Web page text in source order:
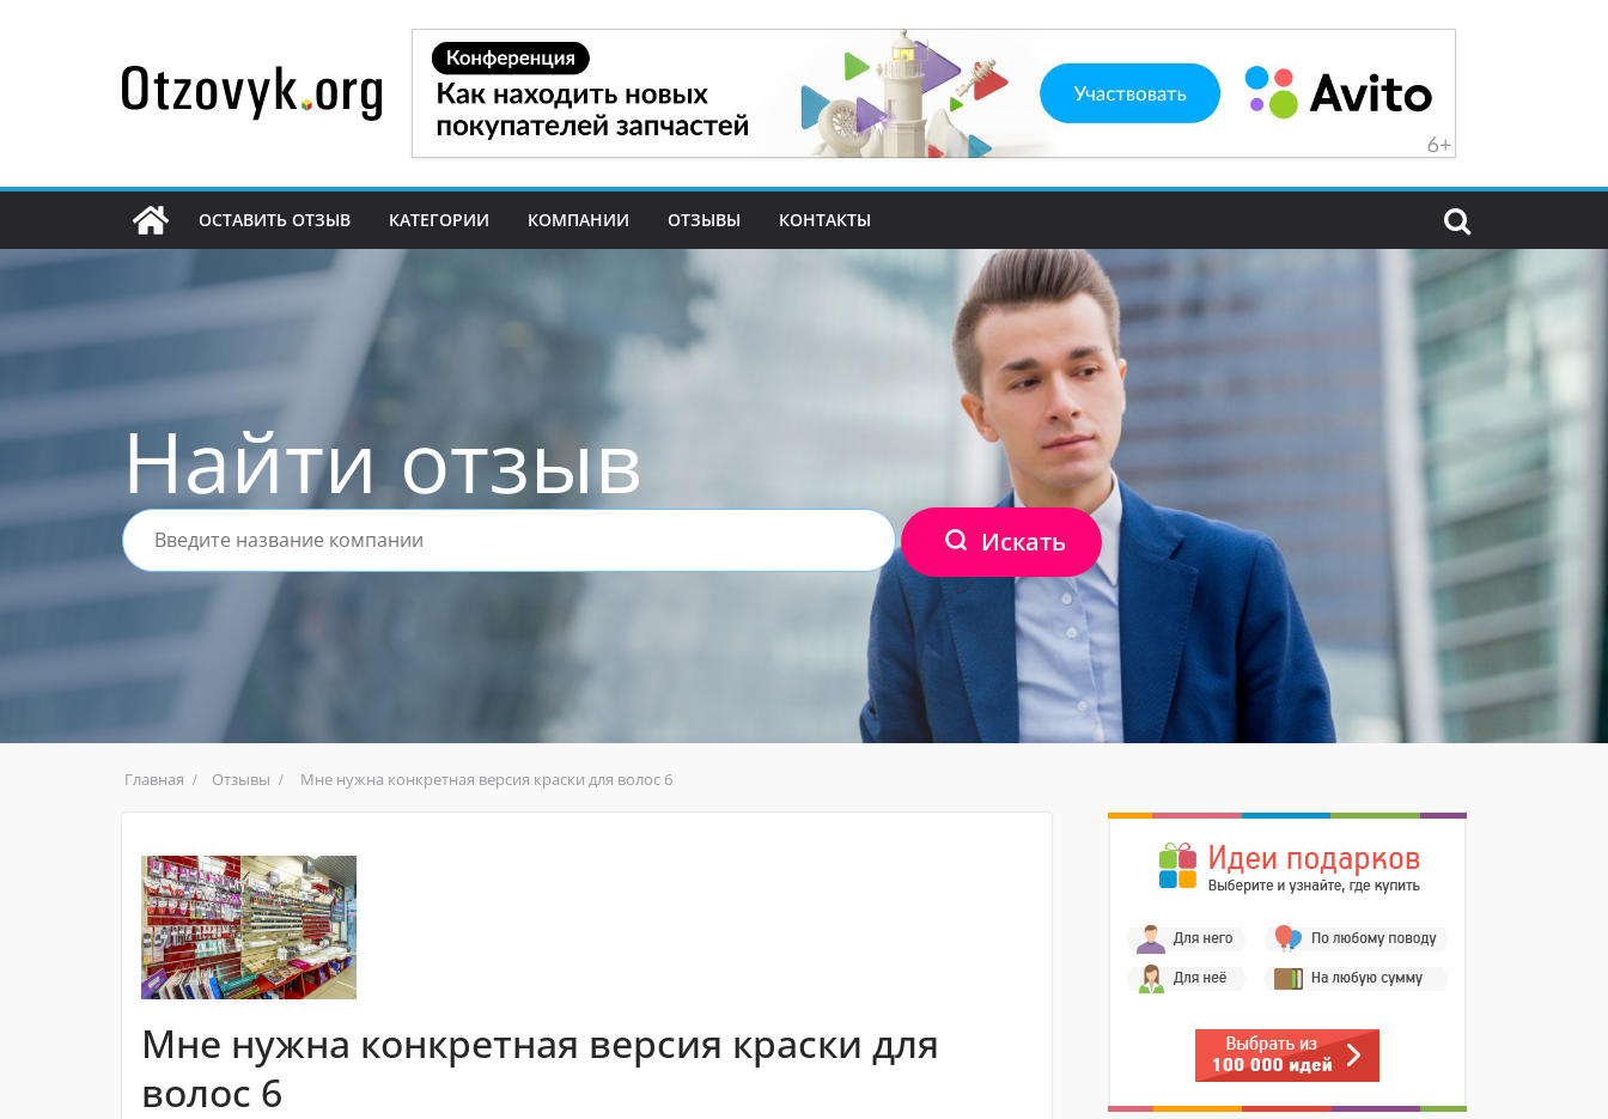
содержимому
ОСТАВИТЬ ОТЗЫВ КАТЕГОРИИ КОМПАНИИ ОТЗЫВЫ КОНТАКТЫ
Найти отзыв
Искать
Главная Отзывы Мне нужна конкретная версия краски для волос 6
Мне нужна конкретная версия краски для
волос 6